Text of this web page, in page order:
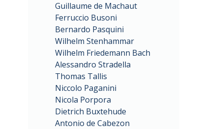
Guillaume de Machaut
Ferruccio Busoni
Bernardo Pasquini
Wilhelm Stenhammar
Wilhelm Friedemann Bach
Alessandro Stradella
Thomas Tallis
Niccolo Paganini
Nicola Porpora
Dietrich Buxtehude
Antonio de Cabezon